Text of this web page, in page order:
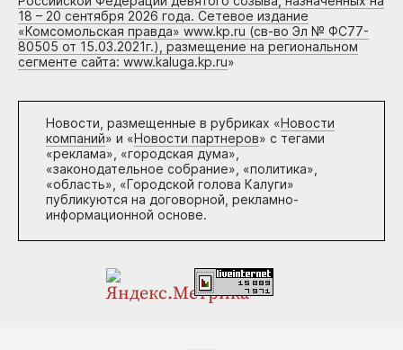
18 – 20 сентября 2026 года. Сетевое издание
«Комсомольская правда» www.kp.ru (св-во Эл № ФС77-
80505 от 15.03.2021г.), размещение на региональном
сегменте сайта: www.kaluga.kp.ru»
Новости, размещенные в рубриках «Новости
компаний» и «Новости партнеров» с тегами
«реклама», «городская дума»,
«законодательное собрание», «политика»,
«область», «Городской голова Калуги»
публикуются на договорной, рекламно-
информационной основе.